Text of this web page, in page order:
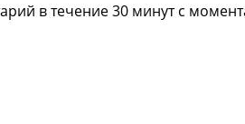
в течение 30 минут с